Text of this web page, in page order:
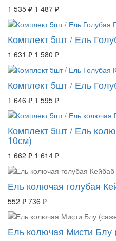
1 535 ₽ 1 487 ₽
Комплект 5шт / Ель
1 631 ₽ 1 580 ₽
Комплект 5шт / Ель
1 646 ₽ 1 595 ₽
Комплект 5шт / Ель
10см)
1 662 ₽ 1 614 ₽
Ель колючая голубая
552 ₽ 736 ₽
Ель колючая Мисти Блу